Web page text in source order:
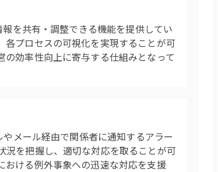
を共有・調整できる機能を提供してい
各プロセスの可視化を実現することが可
効率性向上に寄与する仕組みとなって
メール経由で関係者に通知するアラー
況を把握し、適切な対応を取ることが可
おける例外事象への迅速な対応を支援